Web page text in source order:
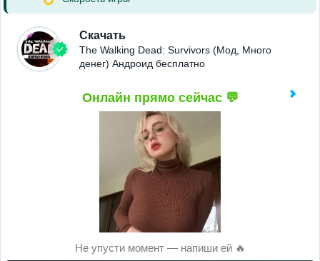
Скачать
The Walking Dead: Survivors (Мод, Много
денег) Андроид бесплатно
Онлайн прямо сейчас 💬
Не упусти момент — напиши ей 🔥